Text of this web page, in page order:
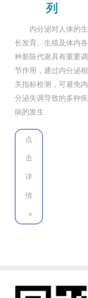
列
内分泌对人体的生
长发育、生殖及体内各
种新陈代谢具有重要调
节作用，通过内分泌相
关指标检测，可避免内
分泌失调导致的多种疾
病的发生
点
击
详
情
>